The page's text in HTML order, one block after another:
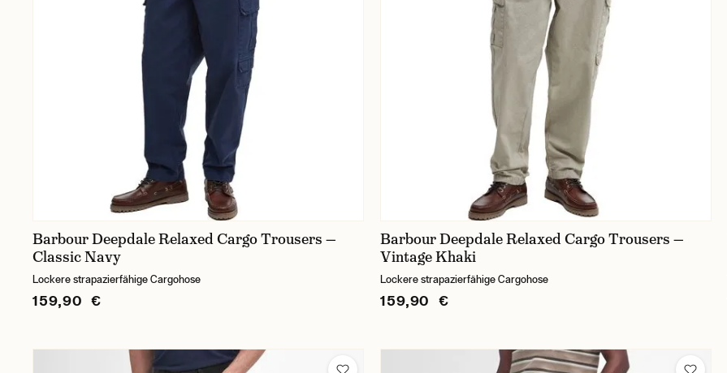
Barbour Deepdale Relaxed Cargo Trousers —
Classic Navy
Lockere strapazierfähige Cargohose
159,90 €
Barbour Deepdale Relaxed Cargo Trousers —
Vintage Khaki
Lockere strapazierfähige Cargohose
159,90 €